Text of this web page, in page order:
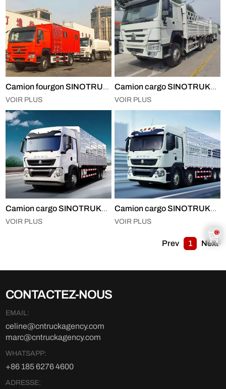
Camion fourgon SINOTRUK
HOWO 6×4
VOIR PLUS
Camion cargo SINOTRUK
HOWO 6X4 avec remorque
VOIR PLUS
Camion cargo SINOTRUK
HOWO TX 6×4
VOIR PLUS
Camion cargo SINOTRUK
HOWO TX 8×4
VOIR PLUS
Prev 1 Next
CONTACTEZ-NOUS
EMAIL:
celine@cntruckagency.com
marc@cntruckagency.com
WHATSAPP:
+86 185 6276 4600
ADRESSE:
0